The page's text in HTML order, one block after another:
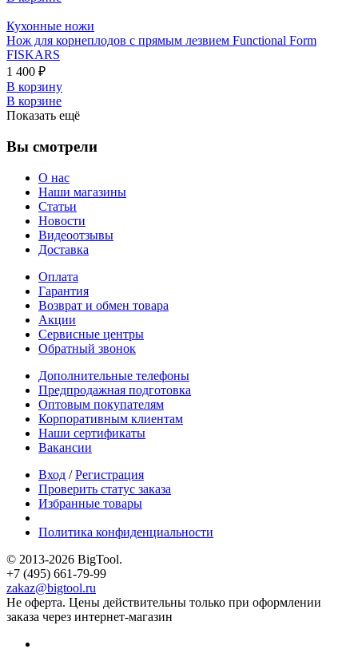
Кухонные ножи
Нож для корнеплодов с прямым лезвием Functional Form
FISKARS
1 400 ₽
В корзину
В корзине
Показать ещё
Вы смотрели
О нас
Наши магазины
Статьи
Новости
Видеоотзывы
Доставка
Оплата
Гарантия
Возврат и обмен товара
Акции
Сервисные центры
Обратный звонок
Дополнительные телефоны
Предпродажная подготовка
Оптовым покупателям
Корпоративным клиентам
Наши сертификаты
Вакансии
Вход /Регистрация
Проверить статус заказа
Избранные товары
Политика конфиденциальности
© 2013-2026 BigTool.
+7 (495) 661-79-99
zakaz@bigtool.ru
Не оферта. Цены действительны только при оформлении
заказа через интернет-магазин